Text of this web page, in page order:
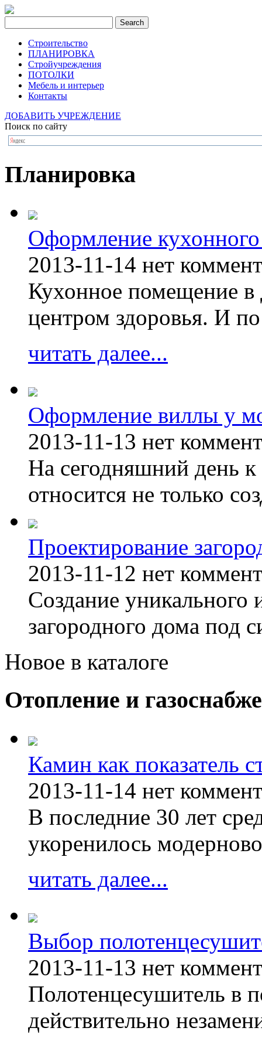
Строительство
ПЛАНИРОВКА
Стройучреждения
ПОТОЛКИ
Мебель и интерьер
Контакты
ДОБАВИТЬ УЧРЕЖДЕНИЕ
Поиск по сайту
Планировка
Оформление
2013-11-14 нет
Кухонное помещение в
центром здоровья. И
читать далее...
Оформление виллы у
2013-11-13 нет
На сегодняшний день к
относится не только
Проектирование
2013-11-12 нет
Создание уникального
загородного дома под
Новое в каталоге
Отопление и
Камин как показатель
2013-11-14 нет
В последние 30 лет
укоренилось
читать далее...
Выбор
2013-11-13 нет
Полотенцесушитель в
действительно